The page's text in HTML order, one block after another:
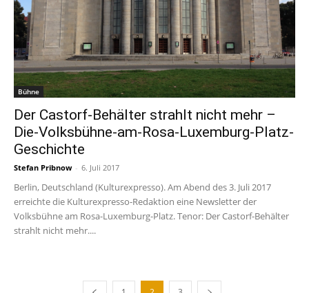
Bühne
Der Castorf-Behälter strahlt nicht mehr –
Die-Volksbühne-am-Rosa-Luxemburg-Platz-
Geschichte
Stefan Pribnow - 6. Juli 2017
Berlin, Deutschland (Kulturexpresso). Am Abend des 3. Juli 2017
erreichte die Kulturexpresso-Redaktion eine Newsletter der
Volksbühne am Rosa-Luxemburg-Platz. Tenor: Der Castorf-Behälter
strahlt nicht mehr....